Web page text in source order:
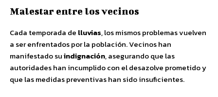
Malestar entre los vecinos
Cada temporada de lluvias, los mismos problemas vuelven
a ser enfrentados por la población. Vecinos han
manifestado suindignación, asegurando que las
autoridades han incumplido con el desazolve prometido y
que las medidas preventivas han sido insuficientes.